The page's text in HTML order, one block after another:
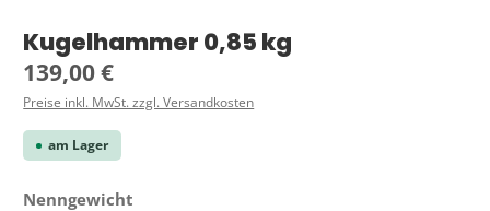
Kugelhammer 0,85 kg
Regulärer Preis:
139,00 €
Preise inkl. MwSt. zzgl. Versandkosten
am Lager
Nenngewicht